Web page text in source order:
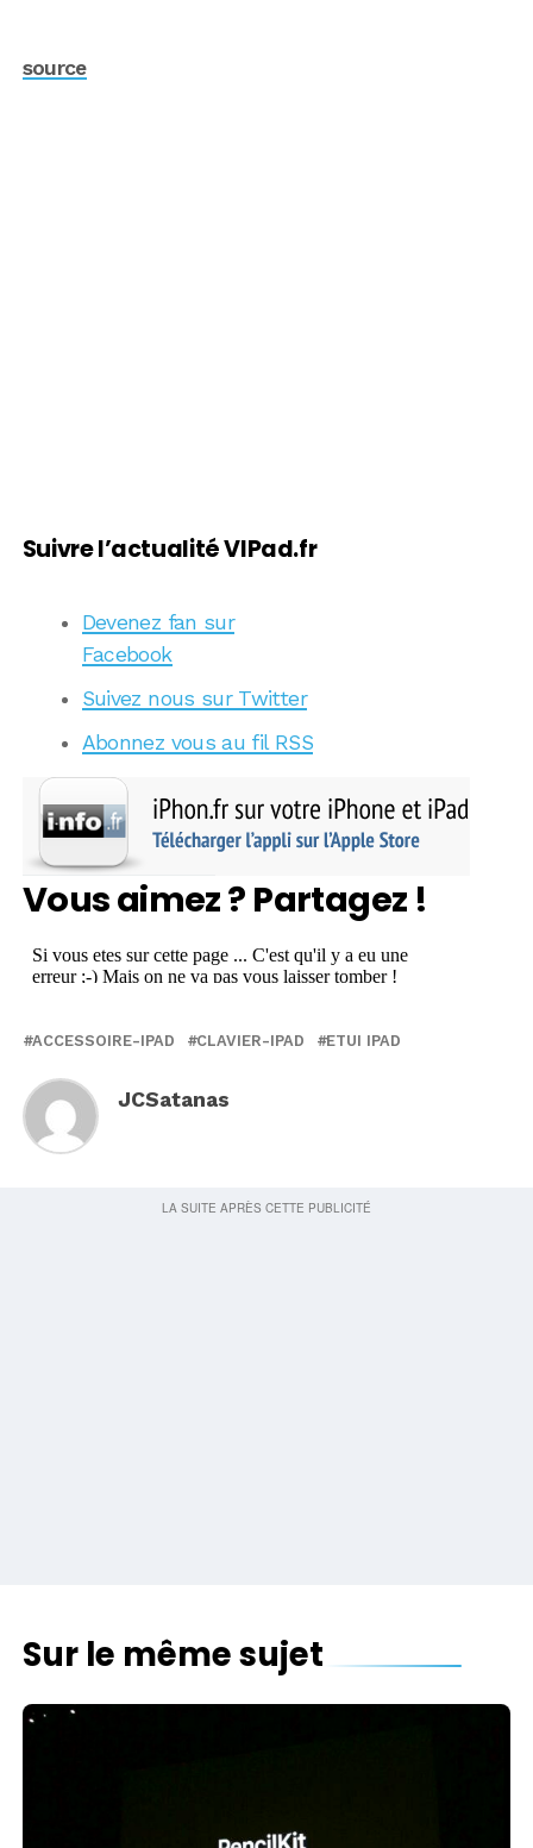
source
Suivre l’actualité VIPad.fr
Devenez fan sur
Facebook
Suivez nous sur Twitter
Abonnez vous au fil RSS
Vous aimez ? Partagez !
ACCESSOIRE-IPAD CLAVIER-IPAD ETUI IPAD
JCSatanas
Sur le même sujet